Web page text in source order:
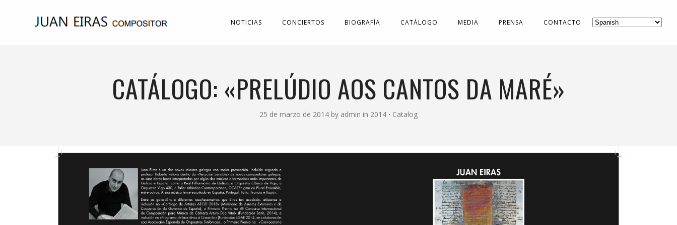
NOTICIAS CONCIERTOS BIOGRAFÍA CATÁLOGO MEDIA PRENSA CONTACTO
CATÁLOGO: «PRELÚDIO AOS CANTOS DA MARÉ»
25 de marzo de 2014 by admin in 2014 ⋅ Catalog